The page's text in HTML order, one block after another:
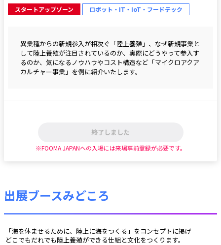
スタートアップゾーン ロボット・IT・IoT・フードテック
異業種からの新規参入が相次ぐ「陸上養殖」、なぜ新規事業と
して陸上養殖が注目されているのか、実際にどうやって参入す
るのか、気になるノウハウやコスト構造など「マイクロアクア
カルチャー事業」を例に紹介いたします。
終了しました
※FOOMA JAPANへの入場には来場事前登録が必要です。
出展ブースみどころ
「海を休ませるために、陸上に海をつくる」をコンセプトに掲げ
どこでもだれでも陸上養殖ができる仕組と文化をつくります。